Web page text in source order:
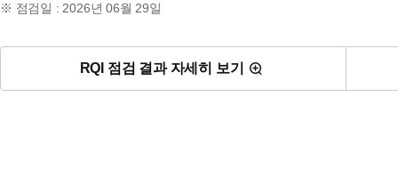
※ 점검일 : 2026년 06월 29일
RQI 점검 결과 자세히 보기